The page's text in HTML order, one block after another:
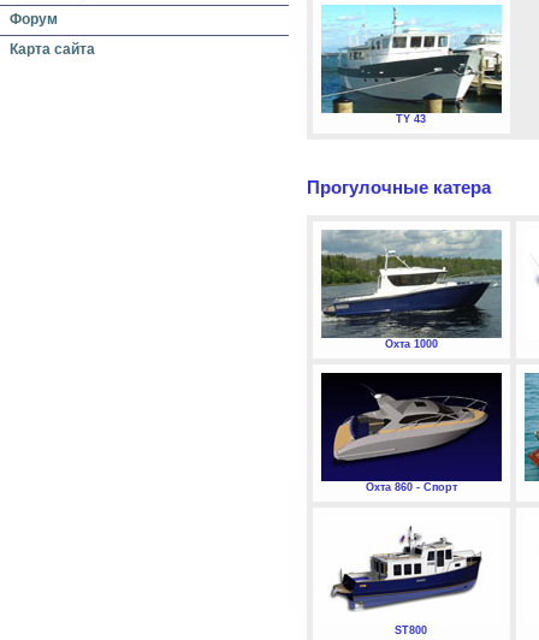
Форум
Карта сайта
TY 43
Прогулочные катера
Охта 1000
Охта 860 - Спорт
ST800